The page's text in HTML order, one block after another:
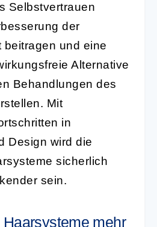
Selbstvertrauen
der
beitragen und eine
Alternative
Behandlungen des
Mit
in
Design wird die
sicherlich
sein.
mehr